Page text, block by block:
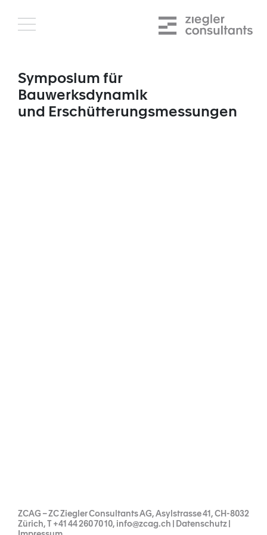
content
Symposium für
Bauwerksdynamik
und Erschütterungsmessungen
ZCAG – ZC Ziegler Consultants AG, Asylstrasse 41, CH-8032
Zürich,T +41 44 260 70 10, info@zcag.ch | Datenschutz|